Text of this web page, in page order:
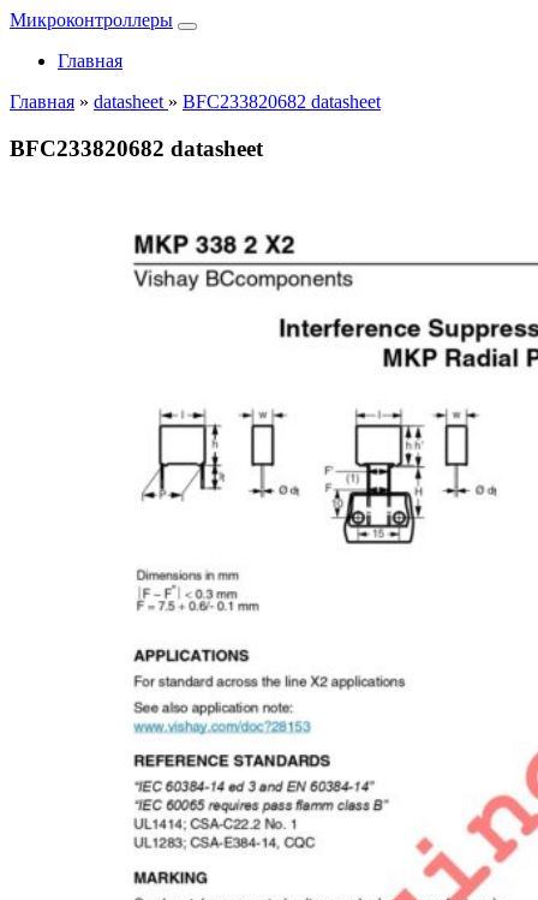
Микроконтроллеры
Главная
Главная » datasheet » BFC233820682 datasheet
BFC233820682 datasheet